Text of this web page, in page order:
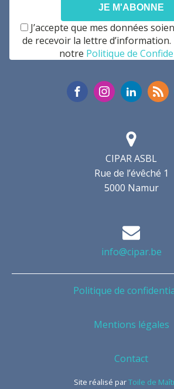
CIPAR ASBL
Rue de l’évêché 1
5000 Namur
info@cipar.be
Politique de
Mentions légales
Contact
J’accepte que mes données
de recevoir la lettre d’information.
notre Politique de
Site réalisé parToile de